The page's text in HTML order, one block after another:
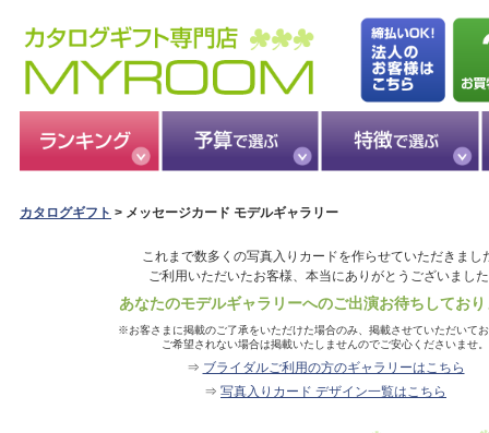
カタログギフト > メッセージカード モデルギャラリー
これまで数多くの写真入りカードを作らせていただきまし
ご利用いただいたお客様、本当にありがとうございまし
あなたのモデルギャラリーへのご出演お待ちしてお
※お客さまに掲載のご了承をいただけた場合のみ、掲載させていただいて
ご希望されない場合は掲載いたしませんのでご安心くださいませ。
⇒ ブライダルご利用の方のギャラリーはこちら
⇒ 写真入りカード デザイン一覧はこちら